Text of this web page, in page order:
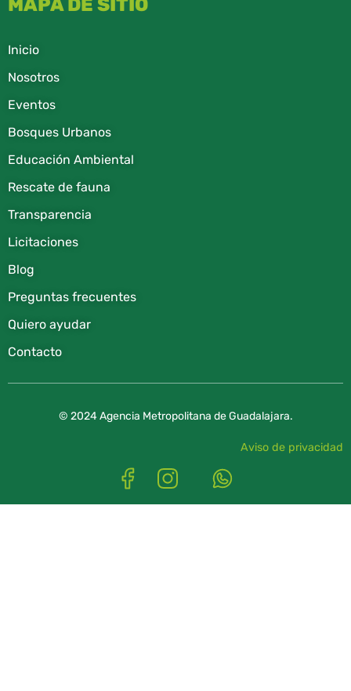
MAPA DE SITIO
Inicio
Nosotros
Eventos
Bosques Urbanos
Educación Ambiental
Rescate de fauna​
Transparencia
Licitaciones
Blog
Preguntas frecuentes
Quiero ayudar
Contacto
© 2024 Agencia Metropolitana de Guadalajara.
Aviso de privacidad